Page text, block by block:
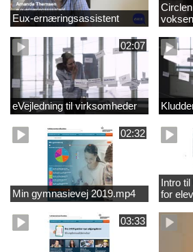
Eux-ernæringsassistent
02:07
eVejledning til virksomheder
02:32
Min gymnasievej 2019.mp4
Intro
for
03:33